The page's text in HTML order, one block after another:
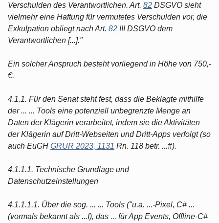
Verschulden des Verantwortlichen. Art. 82 DSGVO sieht
vielmehr eine Haftung für vermutetes Verschulden vor, die
Exkulpation obliegt nach Art. 82 III DSGVO dem
Verantwortlichen [...]."
Ein solcher Anspruch besteht vorliegend in Höhe von 750,-
€.
4.1.1. Für den Senat steht fest, dass die Beklagte mithilfe
der ... ... Tools eine potenziell unbegrenzte Menge an
Daten der Klägerin verarbeitet, indem sie die Aktivitäten
der Klägerin auf Dritt-Webseiten und Dritt-Apps verfolgt (so
auch EuGH GRUR 2023, 1131 Rn. 118 betr. ...#).
4.1.1.1. Technische Grundlage und
Datenschutzeinstellungen
4.1.1.1.1. Über die sog. ... ... Tools ("u.a. ...-Pixel, C# ...
(vormals bekannt als ...I), das ... für App Events, Offline-C#